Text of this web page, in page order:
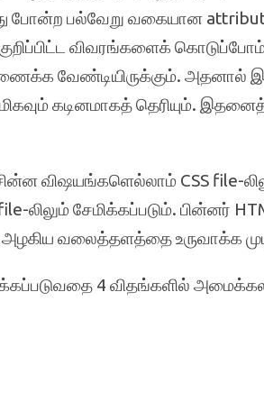
போன்ற பல்வேறு வகையான
விவரங்களைக்
வேண்டியிருக்கும். அதனால்
மிகவும் கடினமாகத் தெரியும்.
விஷயங்களெல்லாம் CSS file-
லிலும் சேமிக்கப்படும். பின்னர்
வலைத்தளத்தை உருவாக்க
4 விதங்களில்